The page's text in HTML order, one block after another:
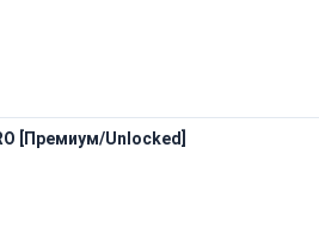
[Премиум/Unlocked]